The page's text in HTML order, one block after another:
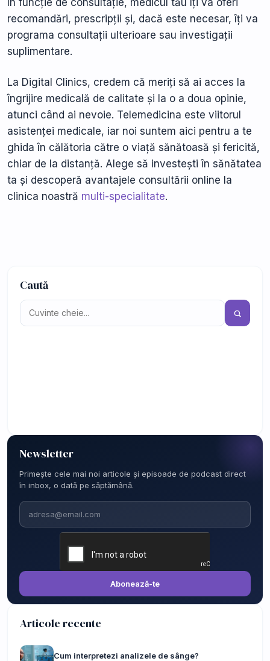
În funcție de consultație, medicul tău îți va oferi
recomandări, prescripții și, dacă este necesar, îți va
programa consultații ulterioare sau investigații
suplimentare.
La Digital Clinics, credem că meriți să ai acces la
îngrijire medicală de calitate și la o a doua opinie,
atunci când ai nevoie. Telemedicina este viitorul
asistenței medicale, iar noi suntem aici pentru a te
ghida în călătoria către o viață sănătoasă și fericită,
chiar de la distanță. Alege să investești în sănătatea
ta și descoperă avantajele consultării online la
clinica noastră multi-specialitate.
Caută
Newsletter
Primește cele mai noi articole și episoade de podcast direct
în inbox, o dată pe săptămână.
Email
Abonează-te
Articole recente
Cum interpretezi analizele de sânge?